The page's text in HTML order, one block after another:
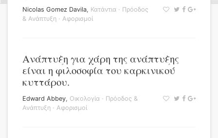
Nicolas Gomez Davila, Κατάντια · Πρόοδος
& Ανάπτυξη · Αφορισμοί
Ανάπτυξη για χάρη της ανάπτυξης
είναι η φιλοσοφία του καρκινικού
κυττάρου.
Edward Abbey, Οικολογία · Πρόοδος &
Ανάπτυξη · Αφορισμοί